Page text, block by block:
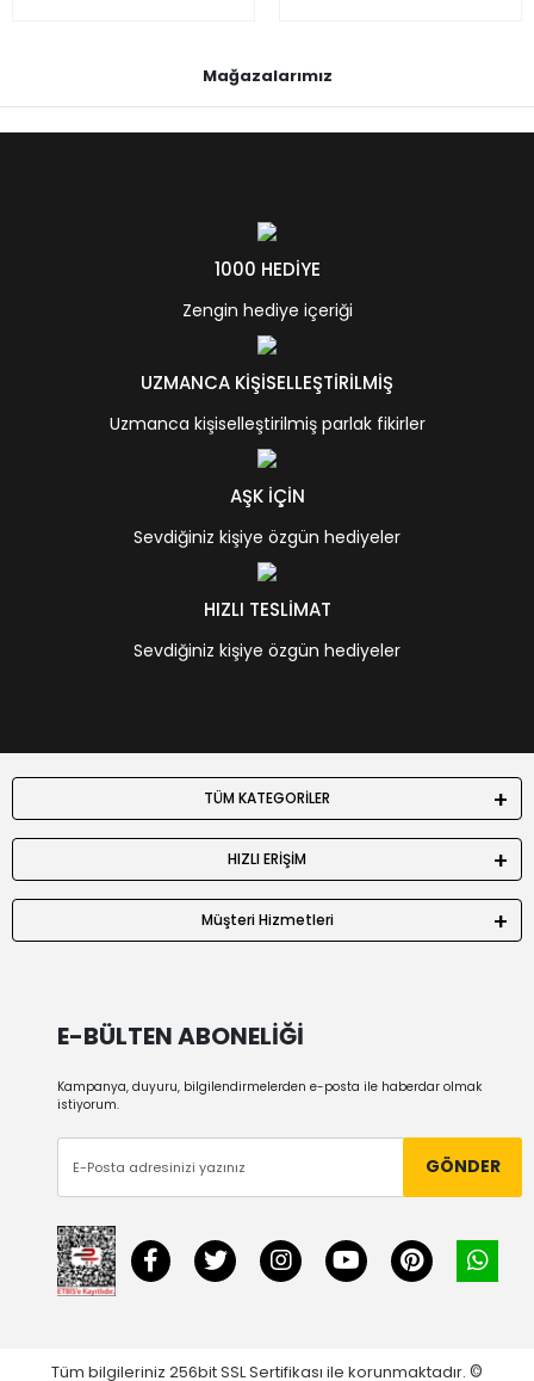
Mağazalarımız
1000 HEDİYE
Zengin hediye içeriği
UZMANCA KİŞİSELLEŞTİRİLMİŞ
Uzmanca kişiselleştirilmiş parlak fikirler
AŞK İÇİN
Sevdiğiniz kişiye özgün hediyeler
HIZLI TESLİMAT
Sevdiğiniz kişiye özgün hediyeler
TÜM KATEGORİLER
HIZLI ERİŞİM
Müşteri Hizmetleri
E-BÜLTEN ABONELİĞİ
Kampanya, duyuru, bilgilendirmelerden e-posta ile haberdar olmak
istiyorum.
GÖNDER
Tüm bilgileriniz 256bit SSL Sertifikası ile korunmaktadır. ©